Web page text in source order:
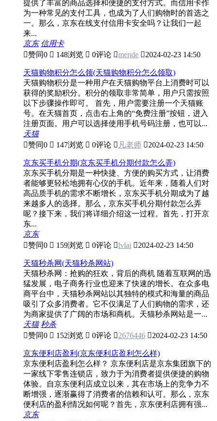
提供了丰富的商品选择和便捷的支付方式。而信用卡作
为一种常见的支付工具，也成为了人们购物时的首选之
一。那么，京东在线支付信用卡安全吗？让我们一起
来...
京东 信用卡
赞同0  148浏览  0评论 mende 2024-02-23 14:50
天猫购物积分怎么领(天猫购物积分怎么领取)
天猫购物积分是一种用户在天猫购物平台上消费时可以
获得的奖励积分。积分的领取非常简单，用户只需按照
以下步骤操作即可。 首先，用户需要注册一个天猫账
号。在天猫首页，点击右上角的“免费注册”按钮，进入
注册页面。用户可以选择使用手机号码注册，也可以...
天猫
赞同0  147浏览  0评论  凡老师 2024-02-23 14:50
京东买手机分期(京东买手机分期付款怎么弄)
京东买手机分期是一种快捷、方便的购买方式，让消费
者能够更轻松地拥有心仪的手机。近年来，随着人们对
高品质手机的需求不断增长，京东买手机分期成为了越
来越多人的选择。那么，京东买手机分期付款怎么弄
呢？接下来，我们将详细介绍这一过程。首先，打开京
东...
京东
赞同0  159浏览  0评论 lvlai 2024-02-23 14:50
天猫秒杀网(天猫秒杀网站)
天猫秒杀网：抢购的狂欢，背后的商机 随着互联网的迅
猛发展，电子商务行业也迎来了快速的增长。在众多电
商平台中，天猫秒杀网站以其独特的模式和海量的商品
吸引了众多消费者。它不仅满足了人们购物的需求，还
为商家提供了广阔的市场和商机。天猫秒杀网站是一...
天猫 秒杀
赞同0  152浏览  0评论 2676446 2024-02-23 14:50
京东便利店盈利(京东便利店盈利怎么样)
京东便利店盈利怎么样？ 京东便利店是京东集团旗下的
一家线下零售连锁店，致力于为消费者提供便捷的购物
体验。自京东便利店成立以来，其在市场上的竞争力不
断增强，逐渐赢得了消费者的信赖和认可。那么，京东
便利店的盈利情况如何呢？首先，京东便利店拥有强...
京东